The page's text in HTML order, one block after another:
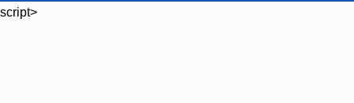
台”http://218.26.86.218:8099/portal-online/#/modules/home/
script>